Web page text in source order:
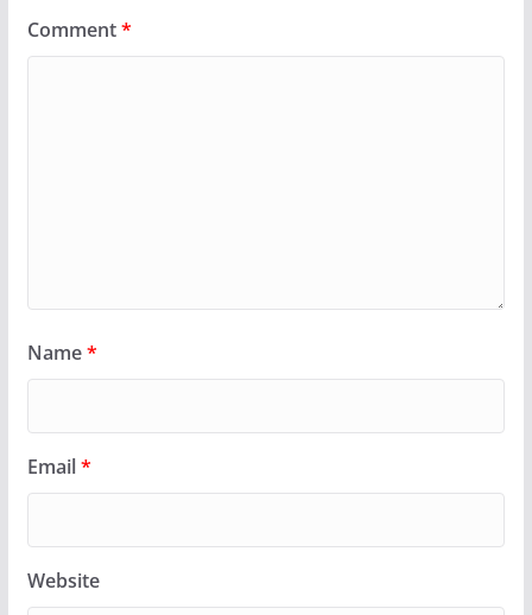
Comment*
Name*
Email*
Website